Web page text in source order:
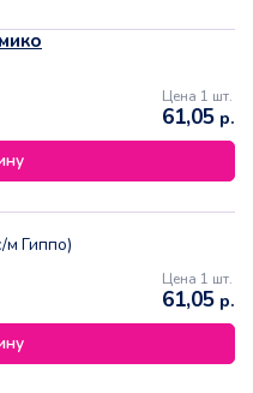
Цена 1 шт.
61,05 р.
м Гиппо)
Цена 1 шт.
61,05 р.